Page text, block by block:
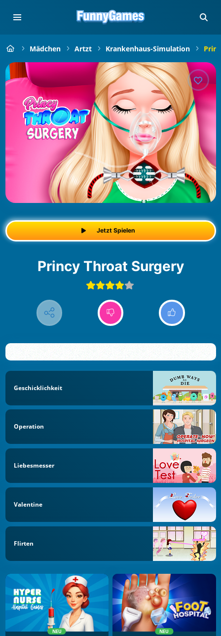
Mädchen Artzt Krankenhaus-Simulation
Jetzt Spielen
Princy Throat Surgery
Geschicklichkeit
Operation
Liebesmesser
Valentine
Flirten
NEU NEU